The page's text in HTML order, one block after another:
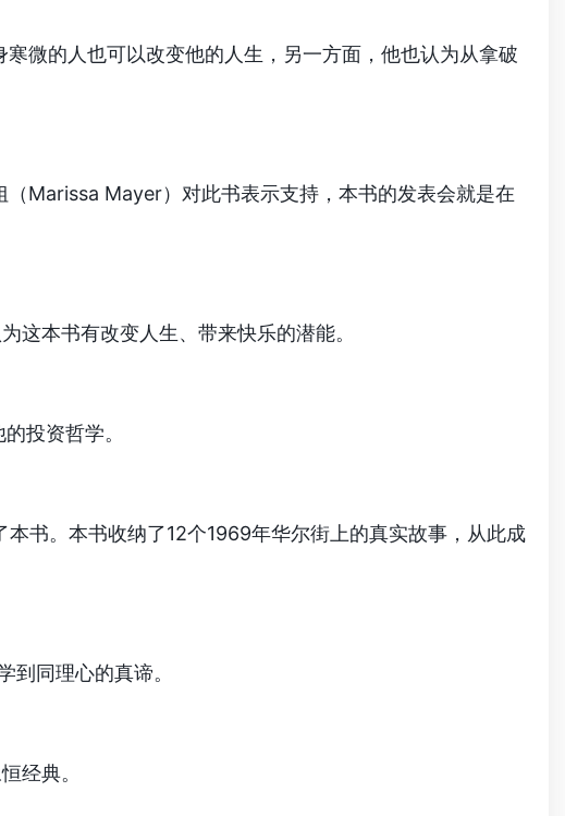
微的人也可以改变他的人生，另一方面，他也认为从拿破
Marissa Mayer）对此书表示支持，本书的发表会就是在
这本书有改变人生、带来快乐的潜能。
投资哲学。
书。本书收纳了12个1969年华尔街上的真实故事，从此成
同理心的真谛。
经典。